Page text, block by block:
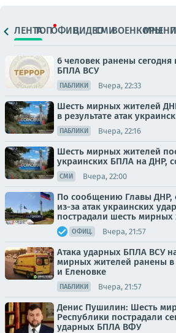
ЛЕНТАТОПОФИЦ.ВИДЕОСМИВОЕНКОРЫ
6 человек ранены сегодня
БПЛА ВСУ
ПАБЛИКИ Вчера, 22:33
Шесть мирных жителей
в результате атак
ПАБЛИКИ Вчера, 22:16
Шесть мирных жителей
украинских БПЛА на ДНР,
СМИ Вчера, 22:00
По сообщению Главы ДНР,
из-за атак украинских
пострадали шесть мирных
ОФИЦ. Вчера, 21:57
Атака ударных БПЛА ВСУ
мирных жителей ранены в
и Еленовке
ПАБЛИКИ Вчера, 21:57
Денис Пушилин: Шесть
Республики пострадали
ударных БПЛА ВФУ